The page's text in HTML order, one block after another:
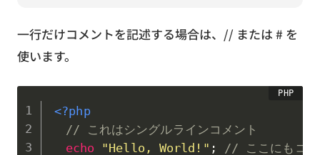
一行だけコメントを記述する場合は、// または # を
使います。
<?php
// これはシングルラインコメント
echo
"Hello, World!" ; // ここにもコメ